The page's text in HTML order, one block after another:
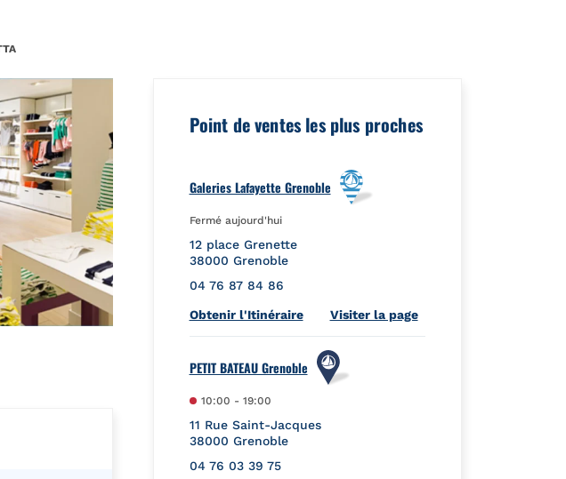
Point de ventes les plus proches
Galeries Lafayette Grenoble
Fermé aujourd'hui
12 place Grenette
38000 Grenoble
04 76 87 84 86
Obtenir l'ItinéraireLink Opens in New Tab
Visiter la page
PETIT BATEAU Grenoble
10:00 - 19:00
11 Rue Saint-Jacques
38000 Grenoble
04 76 03 39 75